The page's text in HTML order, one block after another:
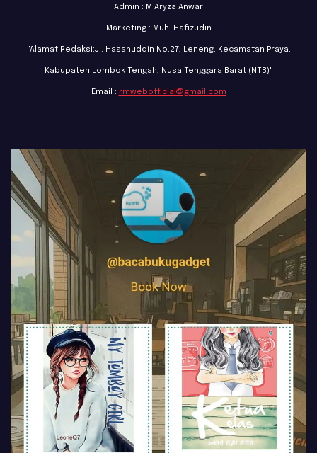
Admin : M Aryza Anwar
Marketing : Muh. Hafizudin
"Alamat Redaksi:Jl. Hasanuddin No.27, Leneng, Kecamatan Praya,
Kabupaten Lombok Tengah, Nusa Tenggara Barat (NTB)"
Email : rmwebofficial@gmail.com